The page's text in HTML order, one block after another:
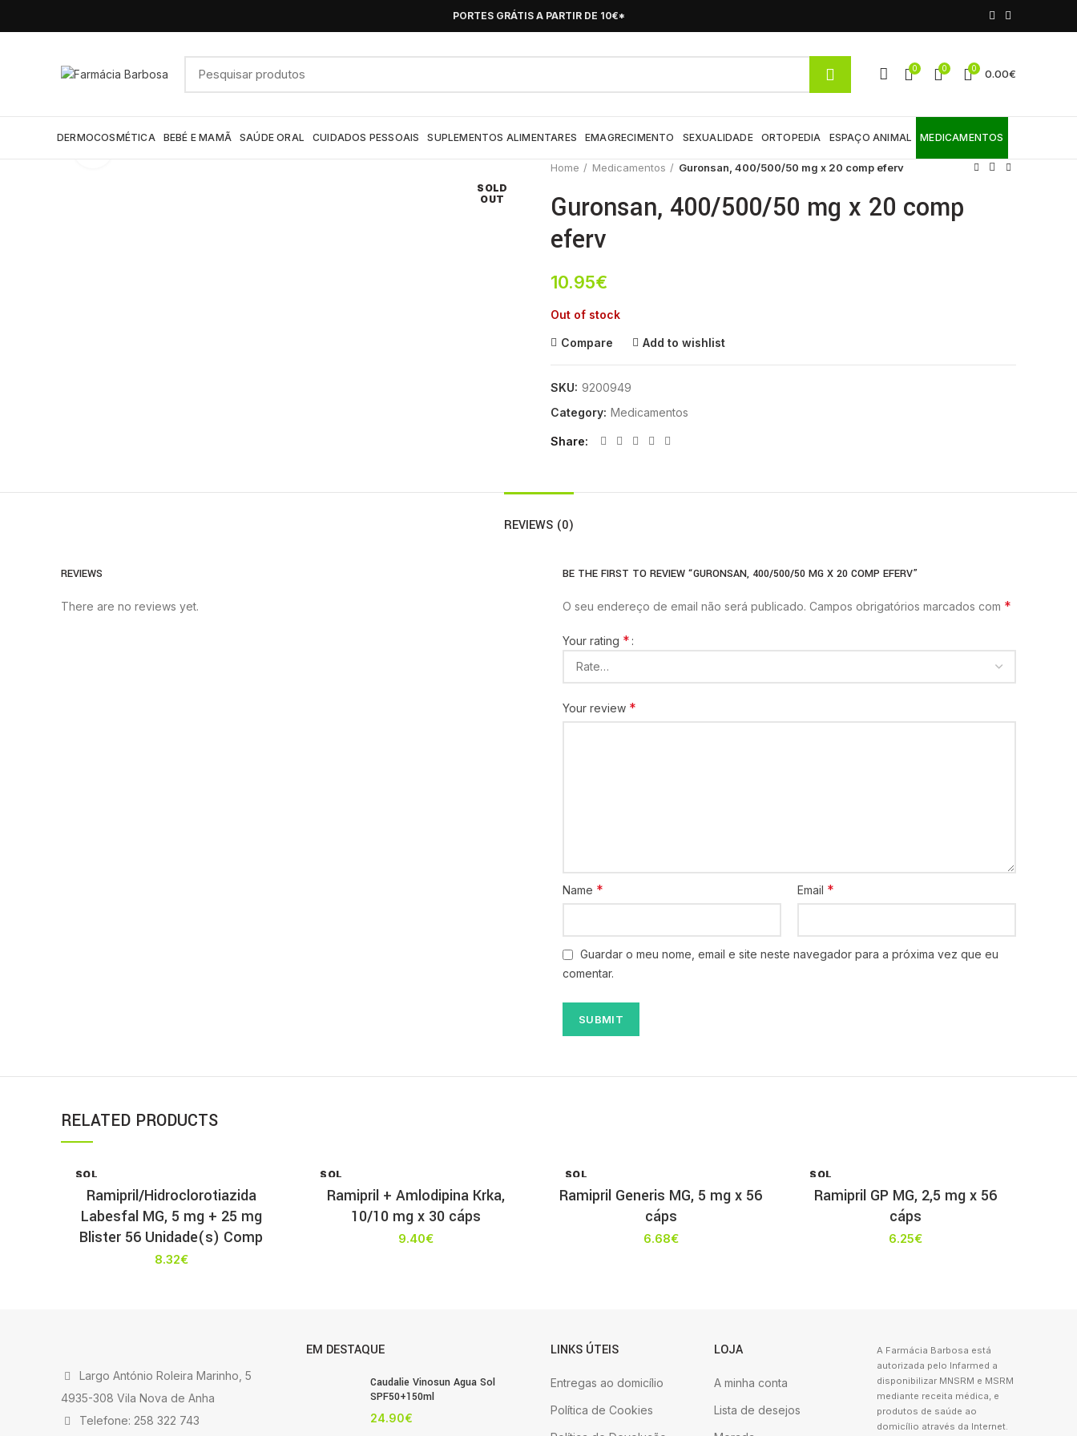
PORTES GRÁTIS A PARTIR DE 10€*
0 0 0 0.00€
DERMOCOSMÉTICA BEBÉ E MAMÃ SAÚDE ORAL CUIDADOS PESSOAIS SUPLEMENTOS ALIMENTARES EMAGRECIMENTO SEXUALIDADE ORTOPEDIA ESPAÇO ANIMAL MEDICAMENTOS
SOLD
OUT
Home
Medicamentos Guronsan, 400/500/50 mg x 20 comp eferv
Guronsan, 400/500/50 mg x 20 comp
eferv
10.95€
Out of stock
Compare Add to wishlist
SKU: 9200949
Category: Medicamentos
Share
REVIEWS (0)
REVIEWS
There are no reviews yet.
BE THE FIRST TO REVIEW “GURONSAN, 400/500/50 MG X 20 COMP EFERV”
O seu endereço de email não será publicado. Campos obrigatórios marcados com *
Your rating *
Your review *
Name * Email *
Guardar o meu nome, email e site neste navegador para a próxima vez que eu
comentar.
RELATED PRODUCTS
SOL
T
Ramipril/Hidroclorotiazida
Labesfal MG, 5 mg + 25 mg
Blister 56 Unidade(s) Comp
8.32€
SOL
T
Ramipril + Amlodipina Krka,
10/10 mg x 30 cáps
9.40€
SOL
T
Ramipril Generis MG, 5 mg x 56
cáps
6.68€
SOL
T
Ramipril GP MG, 2,5 mg x 56
cáps
6.25€
Largo António Roleira Marinho, 5
4935-308 Vila Nova de Anha
Telefone: 258 322 743
EM DESTAQUE
Caudalie Vinosun Agua Sol
SPF50+150ml
24.90€
LINKS ÚTEIS
Entregas ao domicílio
Política de Cookies
LOJA
A minha conta
Lista de desejos
A Farmácia Barbosa está
autorizada pelo Infarmed a
disponibilizar MNSRM e MSRM
mediante receita médica, e
produtos de saúde ao
domicílio através da Internet.